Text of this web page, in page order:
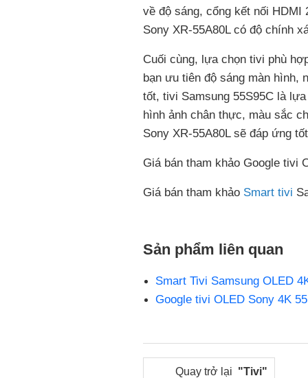
về độ sáng, cổng kết nối
Sony XR-55A80L có độ chính
Cuối cùng, lựa chọn tivi phù
bạn ưu tiên độ sáng màn hình,
tốt, tivi Samsung 55S95C là
hình ảnh chân thực, màu sắc
Sony XR-55A80L sẽ đáp ứng
Giá bán tham khảo Google tivi
Giá bán tham khảo Smart tivi
Sản phẩm liên quan
Smart Tivi Samsung OLED
Google tivi OLED Sony 4K
Quay trở lại "Tivi"